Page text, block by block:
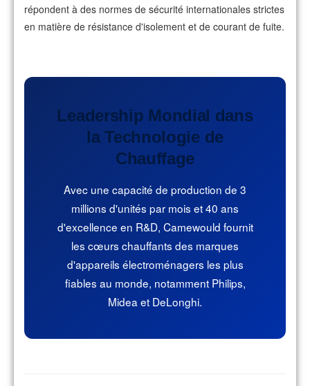
répondent à des normes de sécurité internationales strictes
en matière de résistance d'isolement et de courant de fuite.
Leadership Mondial dans
la Technologie de
Chauffage
Avec une capacité de production de 3
millions d'unités par mois et 40 ans
d'excellence en R&D, Camewould fournit
les cœurs chauffants des marques
d'appareils électroménagers les plus
fiables au monde, notamment Philips,
Midea et DeLonghi.